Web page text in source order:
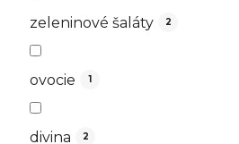
zeleninové šaláty 2
ovocie 1
divina 2